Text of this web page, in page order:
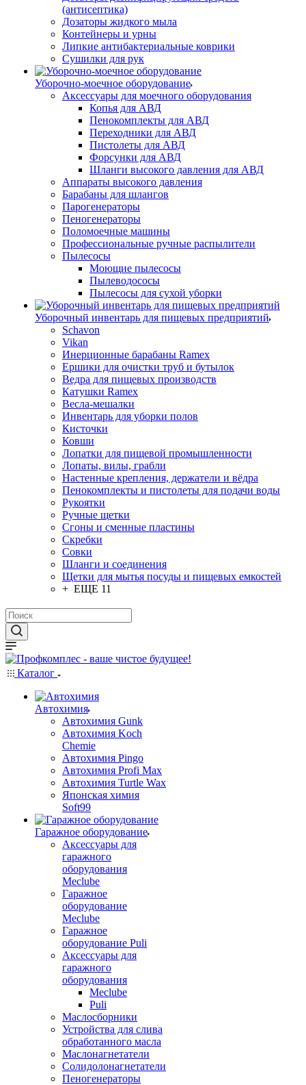
(антисептика)
Дозаторы жидкого мыла
Контейнеры и урны
Липкие антибактериальные коврики
Сушилки для рук
Уборочно-моечное оборудование
Аксессуары для моечного оборудования
Копья для АВД
Пенокомплекты для АВД
Переходники для АВД
Пистолеты для АВД
Форсунки для АВД
Шланги высокого давления для АВД
Аппараты высокого давления
Барабаны для шлангов
Парогенераторы
Пеногенераторы
Поломоечные машины
Профессиональные ручные распылители
Пылесосы
Моющие пылесосы
Пылеводососы
Пылесосы для сухой уборки
Уборочный инвентарь для пищевых предприятий
Schavon
Vikan
Инерционные барабаны Ramex
Ершики для очистки труб и бутылок
Ведра для пищевых производств
Катушки Ramex
Весла-мешалки
Инвентарь для уборки полов
Кисточки
Ковши
Лопатки для пищевой промышленности
Лопаты, вилы, грабли
Настенные крепления, держатели и вёдра
Пенокомплекты и пистолеты для подачи воды
Рукоятки
Ручные щетки
Сгоны и сменные пластины
Скребки
Совки
Шланги и соединения
Щетки для мытья посуды и пищевых емкостей
+ ЕЩЕ 11
Каталог
Автохимия
Автохимия Gunk
Автохимия Koch
Chemie
Автохимия Pingo
Автохимия Profi Max
Автохимия Turtle Wax
Японская химия
Soft99
Гаражное оборудование
Аксессуары для
гаражного
оборудования
Meclube
Гаражное
оборудование
Meclube
Гаражное
оборудование Puli
Аксессуары для
гаражного
оборудования
Meclube
Puli
Маслосборники
Устройства для слива
обработанного масла
Маслонагнетатели
Солидолонагнетатели
Пеногенераторы